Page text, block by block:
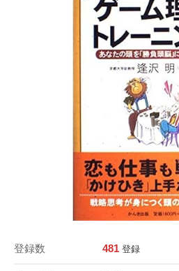
登録数 481 登録